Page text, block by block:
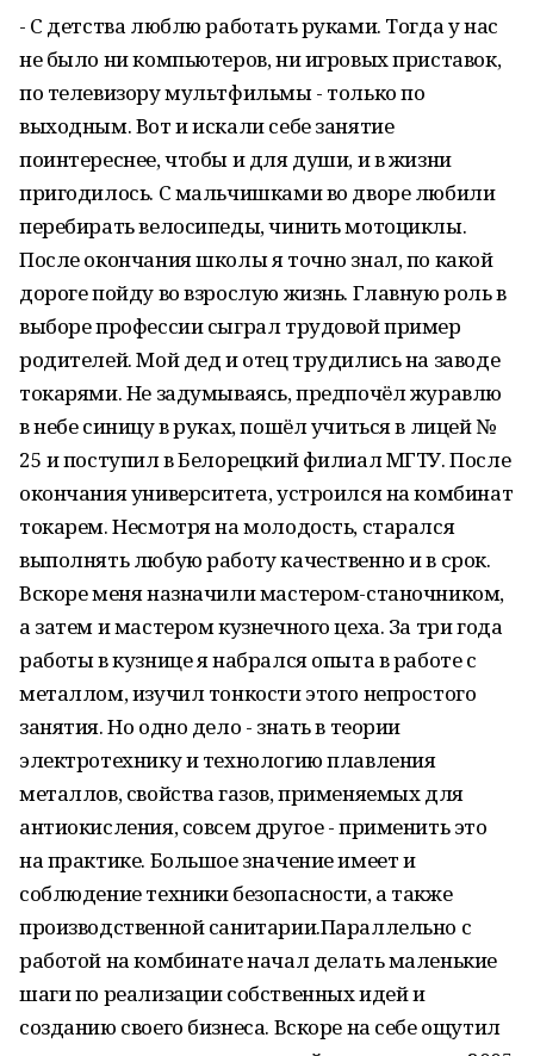
- С детства люблю работать руками. Тогда у нас
не было ни компьютеров, ни игровых приставок,
по телевизору мультфильмы - только по
выходным. Вот и искали себе занятие
поинтереснее, чтобы и для души, и в жизни
пригодилось. С мальчишками во дворе любили
перебирать велосипеды, чинить мотоциклы.
После окончания школы я точно знал, по какой
дороге пойду во взрослую жизнь. Главную роль в
выборе профессии сыграл трудовой пример
родителей. Мой дед и отец трудились на заводе
токарями. Не задумываясь, предпочёл журавлю
в небе синицу в руках, пошёл учиться в лицей №
25 и поступил в Белорецкий филиал МГТУ. После
окончания университета, устроился на комбинат
токарем. Несмотря на молодость, старался
выполнять любую работу качественно и в срок.
Вскоре меня назначили мастером-станочником,
а затем и мастером кузнечного цеха. За три года
работы в кузнице я набрался опыта в работе с
металлом, изучил тонкости этого непростого
занятия. Но одно дело - знать в теории
электротехнику и технологию плавления
металлов, свойства газов, применяемых для
антиокисления, совсем другое - применить это
на практике. Большое значение имеет и
соблюдение техники безопасности, а также
производственной санитарии.Параллельно с
работой на комбинате начал делать маленькие
шаги по реализации собственных идей и
созданию своего бизнеса. Вскоре на себе ощутил